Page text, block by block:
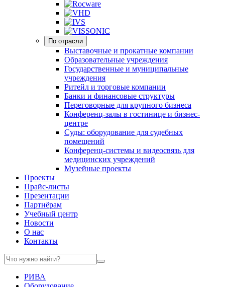
По отрасли
Выставочные и прокатные компании
Образовательные учреждения
Государственные и муниципальные
учреждения
Ритейл и торговые компании
Банки и финансовые структуры
Переговорные для крупного бизнеса
Конференц-залы в гостинице и бизнес-
центре
Суды: оборудование для судебных
помещений
Конференц-системы и видеосвязь для
медицинских учреждений
Музейные проекты
Проекты
Прайс-листы
Презентации
Партнёрам
Учебный центр
Новости
О нас
Контакты
РИВА